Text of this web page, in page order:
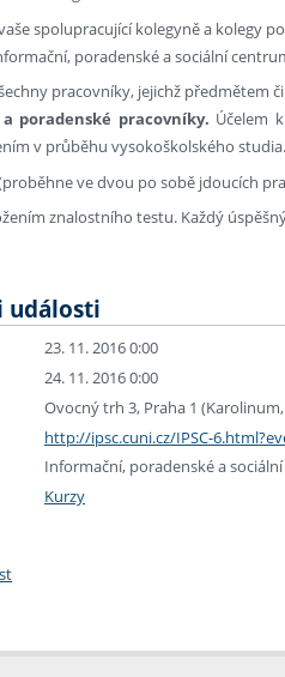
UK
spolupracující kolegyně a kolegy
poradenské a sociální
pracovníky, jejichž
poradenské pracovníky. Účelem
v průběhu vysokoškolského studia.
ve dvou po sobě jdoucích
znalostního testu. Každý
události
23. 11. 2016 0:00
24. 11. 2016 0:00
Ovocný trh 3, Praha 1
http://ipsc.cuni.cz/IPSC-
Informační, poradenské a
Kurzy